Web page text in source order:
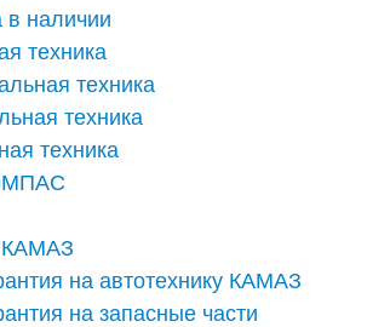
в наличии
техника
техника
техника
техника
КАМАЗ
на автотехнику КАМАЗ
на запасные части